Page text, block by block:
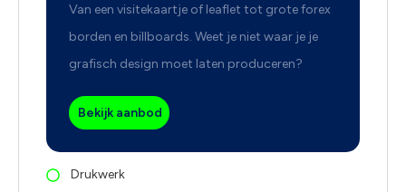
Van een visitekaartje of leaflet tot grote forex
borden en billboards. Weet je niet waar je je
grafisch design moet laten produceren?
Bekijk aanbod
Drukwerk